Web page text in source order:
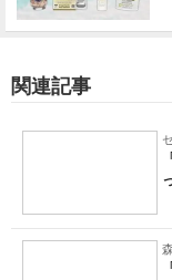
関連記事